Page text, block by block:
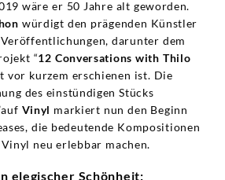
wäre er 50 Jahre alt geworden.
würdigt den prägenden Künstler
darunter dem
“12 Conversations with Thilo
vor kurzem erschienen ist. Die
des einstündigen Stücks
Vinyl markiert nun den Beginn
die bedeutende Kompositionen
neu erlebbar machen.
elegischer Schönheit: